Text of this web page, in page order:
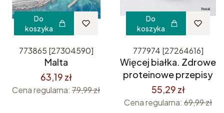
Do
koszyka
773865 [27304590]
Malta
63,19 zł
Cena regularna: 79,99 zł
Do
koszyka
777974 [27264616]
Więcej białka. Zdrowe
proteinowe przepisy
55,29 zł
Cena regularna: 69,99 zł